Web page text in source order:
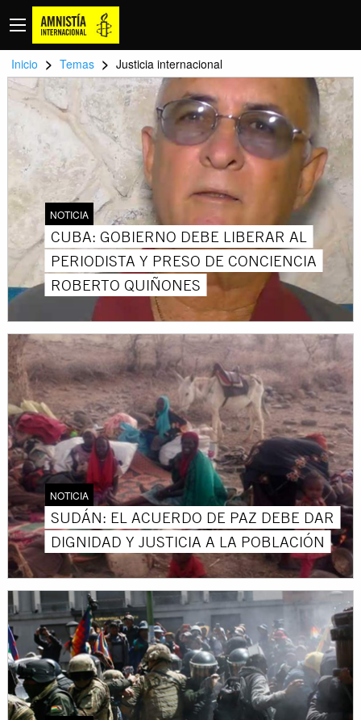
Inicio > Temas > Justicia internacional
NOTICIA
CUBA: GOBIERNO DEBE LIBERAR AL
PERIODISTA Y PRESO DE CONCIENCIA
ROBERTO QUIÑONES
NOTICIA
SUDÁN: EL ACUERDO DE PAZ DEBE DAR
DIGNIDAD Y JUSTICIA A LA POBLACIÓN